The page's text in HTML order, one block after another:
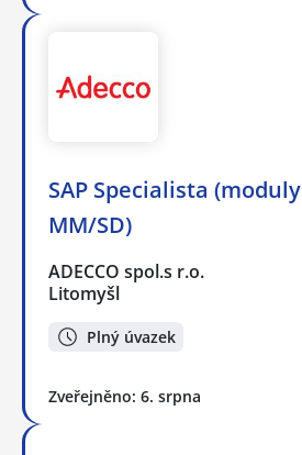
SAP Specialista (moduly
MM/SD)
ADECCO spol.s r.o.
Litomyšl
Plný úvazek
Zveřejněno: 6. srpna